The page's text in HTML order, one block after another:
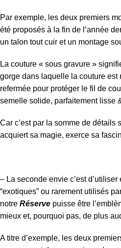
Par exemple, les deux premiers
été proposés à la fin de l’année
un talon tout cuir et un montage
La couture « sous gravure »
gorge dans laquelle la couture est
refermée pour protéger le fil de
semelle solide, parfaitement lisse
Car c’est par la somme de détails
acquiert sa magie, exerce sa
– La seconde envie c’est
“exotiques” ou rarement utilisés
notre Réserve puisse être
mieux et, pourquoi pas, de plus
A titre d’exemple, les deux